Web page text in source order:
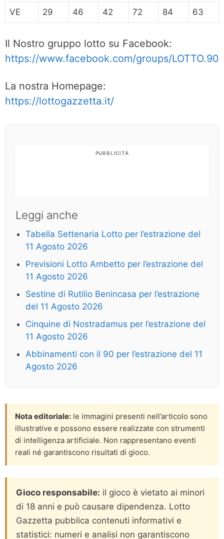
VE 29 46 42 72 84 63
Il Nostro gruppo lotto su Facebook:
https://www.facebook.com/groups/LOTTO.90
La nostra Homepage:
https://lottogazzetta.it/
PUBBLICITÀ
Leggi anche
Tabella Settenaria Lotto per l’estrazione del
11 Agosto 2026
Previsioni Lotto Ambetto per l’estrazione del
11 Agosto 2026
Sestine di Rutilio Benincasa per l’estrazione
del 11 Agosto 2026
Cinquine di Nostradamus per l’estrazione del
11 Agosto 2026
Abbinamenti con il 90 per l’estrazione del 11
Agosto 2026
Nota editoriale: le immagini presenti nell’articolo sono
illustrative e possono essere realizzate con strumenti
di intelligenza artificiale. Non rappresentano eventi
reali né garantiscono risultati di gioco.
Gioco responsabile: il gioco è vietato ai minori
di 18 anni e può causare dipendenza. Lotto
Gazzetta pubblica contenuti informativi e
statistici: numeri e analisi non garantiscono